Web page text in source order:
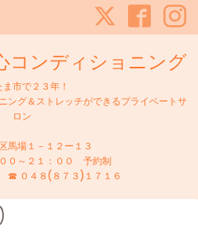
ンディショニング
ま市で２３年！
ング＆ストレッチができるプライベートサ
ロン
馬場１－１２ー１３
０～２１：００ 予約制
☎ ０４８(８７３)１７１６